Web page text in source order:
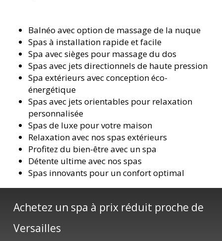
Balnéo avec option de massage de la nuque
Spas à installation rapide et facile
Spa avec sièges pour massage du dos
Spas avec jets directionnels de haute pression
Spa extérieurs avec conception éco-
énergétique
Spas avec jets orientables pour relaxation
personnalisée
Spas de luxe pour votre maison
Relaxation avec nos spas extérieurs
Profitez du bien-être avec un spa
Détente ultime avec nos spas
Spas innovants pour un confort optimal
Achetez un spa à prix réduit proche de
Versailles